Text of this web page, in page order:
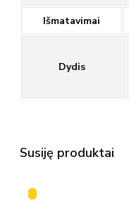
Išmatavimai
Dydis
Susiję produktai